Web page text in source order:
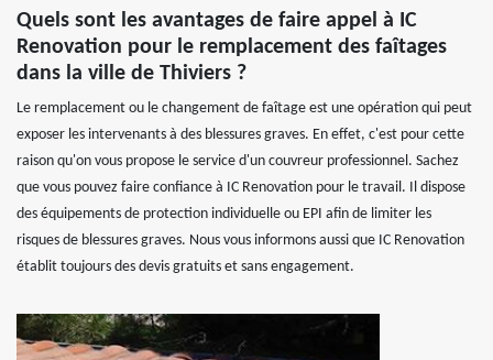
Quels sont les avantages de faire appel à IC
Renovation pour le remplacement des faîtages
dans la ville de Thiviers ?
Le remplacement ou le changement de faîtage est une opération qui peut
exposer les intervenants à des blessures graves. En effet, c'est pour cette
raison qu'on vous propose le service d'un couvreur professionnel. Sachez
que vous pouvez faire confiance à IC Renovation pour le travail. Il dispose
des équipements de protection individuelle ou EPI afin de limiter les
risques de blessures graves. Nous vous informons aussi que IC Renovation
établit toujours des devis gratuits et sans engagement.